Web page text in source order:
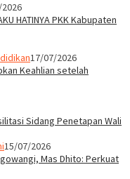
HATINYA PKK Kabupaten
17/07/2026
Keahlian setelah
Sidang Penetapan Wali
15/07/2026
Mas Dhito: Perkuat